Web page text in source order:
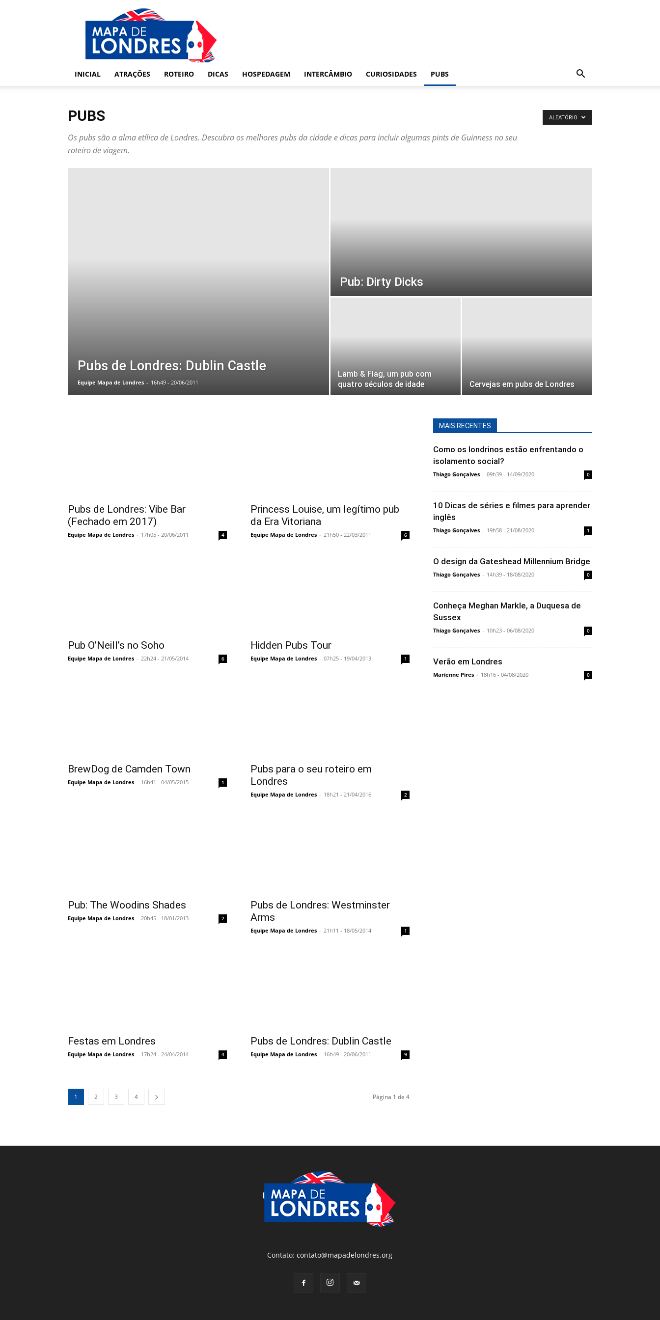
Londres
Mapa
de
Londres
INICIAL
ATRAÇÕES ROTEIRO DICAS HOSPEDAGEM INTERCÂMBIO CURIOSIDADES PUBS
PUBS
Os pubs são a alma etílica de Londres. Descubra os melhores pubs da cidade e dicas para incluir algumas pints de Guinness no seu
roteiro de viagem.
ALEATÓRIO
Pubs de Londres: Dublin Castle
Equipe Mapa de Londres - 16h49 - 20/06/2011
Pub: Dirty Dicks
Lamb & Flag, um pub com
quatro séculos de idade
Cervejas em pubs de Londres
Pubs de Londres: Vibe Bar
(Fechado em 2017)
Equipe Mapa de Londres - 17h05 - 20/06/2011 4
Princess Louise, um legítimo pub
da Era Vitoriana
Equipe Mapa de Londres - 21h50 - 22/03/2011 6
Pub O’Neill’s no Soho
Equipe Mapa de Londres - 22h24 - 21/05/2014 6
Hidden Pubs Tour
Equipe Mapa de Londres - 07h25 - 19/04/2013 1
BrewDog de Camden Town
Equipe Mapa de Londres - 16h41 - 04/05/2015 1
Pubs para o seu roteiro em
Londres
Equipe Mapa de Londres - 18h21 - 21/04/2016 2
Pub: The Woodins Shades
Equipe Mapa de Londres - 20h45 - 18/01/2013 2
Pubs de Londres: Westminster
Arms
Equipe Mapa de Londres - 21h11 - 18/05/2014 1
Festas em Londres
Equipe Mapa de Londres - 17h24 - 24/04/2014 4
Pubs de Londres: Dublin Castle
Equipe Mapa de Londres - 16h49 - 20/06/2011 9
1 2 3 4 Página 1 de 4
MAIS RECENTES
Como os londrinos estão enfrentando o
isolamento social?
Thiago Gonçalves - 09h39 - 14/09/2020 0
10 Dicas de séries e filmes para aprender
inglês
Thiago Gonçalves - 19h58 - 21/08/2020 1
O design da Gateshead Millennium Bridge
Thiago Gonçalves - 14h39 - 18/08/2020 0
Conheça Meghan Markle, a Duquesa de
Sussex
Thiago Gonçalves - 10h23 - 06/08/2020 0
Verão em Londres
Marienne Pires - 18h16 - 04/08/2020 0
Contato:contato@mapadelondres.org